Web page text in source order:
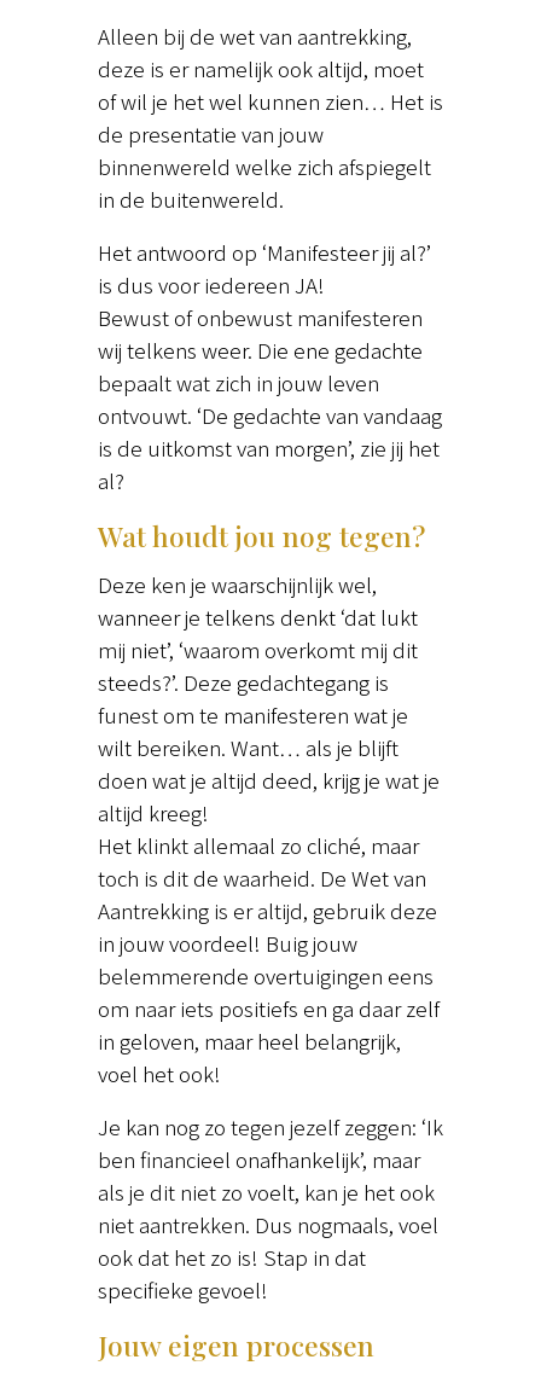
Alleen bij de wet van aantrekking,
deze is er namelijk ook altijd, moet
of wil je het wel kunnen zien… Het is
de presentatie van jouw
binnenwereld welke zich afspiegelt
in de buitenwereld.
Het antwoord op ‘Manifesteer jij al?’
is dus voor iedereen JA!
Bewust of onbewust manifesteren
wij telkens weer. Die ene gedachte
bepaalt wat zich in jouw leven
ontvouwt. ‘De gedachte van vandaag
is de uitkomst van morgen’, zie jij het
al?
Wat houdt jou nog tegen?
Deze ken je waarschijnlijk wel,
wanneer je telkens denkt ‘dat lukt
mij niet’, ‘waarom overkomt mij dit
steeds?’. Deze gedachtegang is
funest om te manifesteren wat je
wilt bereiken. Want… als je blijft
doen wat je altijd deed, krijg je wat je
altijd kreeg!
Het klinkt allemaal zo cliché, maar
toch is dit de waarheid. De Wet van
Aantrekking is er altijd, gebruik deze
in jouw voordeel! Buig jouw
belemmerende overtuigingen eens
om naar iets positiefs en ga daar zelf
in geloven, maar heel belangrijk,
voel het ook!
Je kan nog zo tegen jezelf zeggen: ‘Ik
ben financieel onafhankelijk’, maar
als je dit niet zo voelt, kan je het ook
niet aantrekken. Dus nogmaals, voel
ook dat het zo is! Stap in dat
specifieke gevoel!
Jouw eigen processen